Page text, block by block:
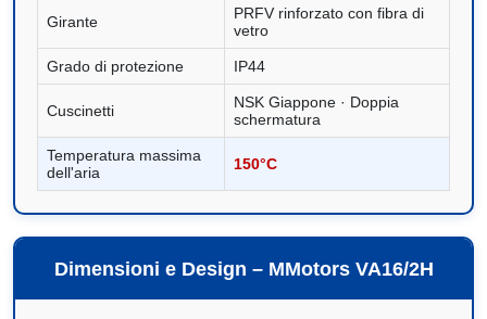
Girante
PRFV rinforzato con fibra di
vetro
Grado di protezione IP44
Cuscinetti
NSK Giappone · Doppia
schermatura
Temperatura massima
dell'aria
150°C
Dimensioni e Design – MMotors VA16/2H